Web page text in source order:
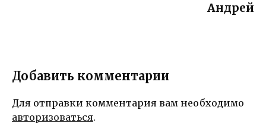
Андрей
Добавить комментарии
Для отправки комментария вам необходимо
авторизоваться.